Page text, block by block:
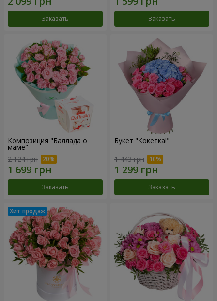
Заказать Заказать
Композиция "Баллада о
маме"
2 124 грн
Заказать
Букет "Кокетка!"
1 443 грн
Заказать